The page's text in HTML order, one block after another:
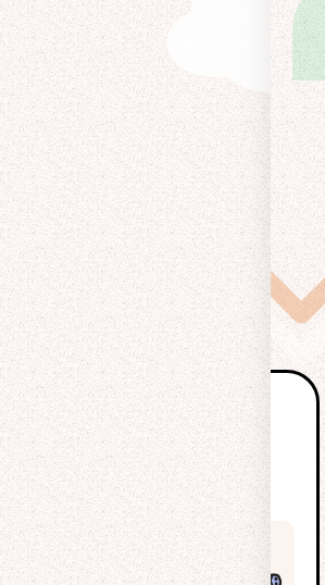
ポイント1
「高くても・安くても」
その理由を知る